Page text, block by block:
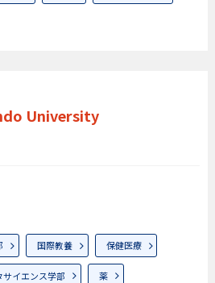
University
国際教養 保健医療
サイエンス学部 薬